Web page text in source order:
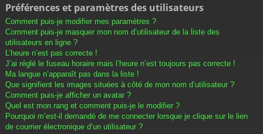
Préférences et paramètres des utilisateurs
Comment puis-je modifier mes paramètres ?
Comment puis-je masquer mon nom d’utilisateur de la liste des
utilisateurs en ligne ?
L’heure n’est pas correcte !
J’ai réglé le fuseau horaire mais l’heure n’est toujours pas correcte !
Ma langue n’apparaît pas dans la liste !
Que signifient les images situées à côté de mon nom d’utilisateur ?
Comment puis-je afficher un avatar ?
Quel est mon rang et comment puis-je le modifier ?
Pourquoi m’est-il demandé de me connecter lorsque je clique sur le lien
de courrier électronique d’un utilisateur ?